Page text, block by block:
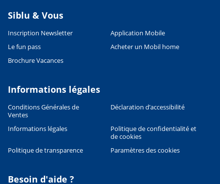
Siblu & Vous
Inscription Newsletter
Application Mobile
Le fun pass
Acheter un Mobil home
Brochure Vacances
Informations légales
Conditions Générales de
Ventes
Déclaration d’accessibilité
Informations légales
Politique de confidentialité et
de cookies
Politique de transparence
Paramètres des cookies
Besoin d'aide ?